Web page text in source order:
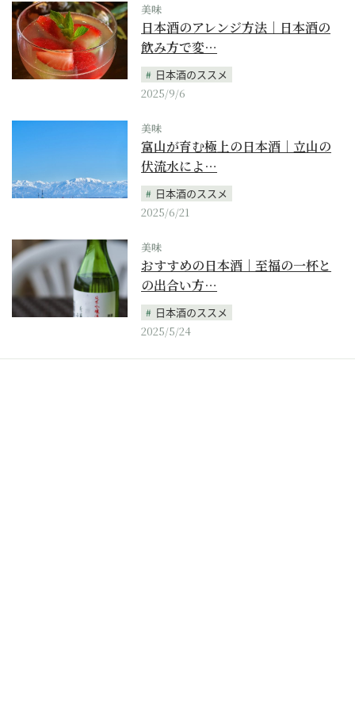
美味
日本酒のアレンジ方法｜日本酒の
飲み方で変…
日本酒のススメ
2025/9/6
美味
富山が育む極上の日本酒｜立山の
伏流水によ…
日本酒のススメ
2025/6/21
美味
おすすめの日本酒｜至福の一杯と
の出合い方…
日本酒のススメ
2025/5/24